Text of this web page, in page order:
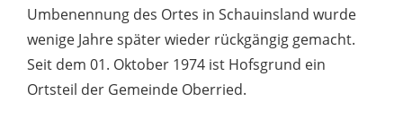
Umbenennung des Ortes in Schauinsland wurde
wenige Jahre später wieder rückgängig gemacht.
Seit dem 01. Oktober 1974 ist Hofsgrund ein
Ortsteil der Gemeinde Oberried.